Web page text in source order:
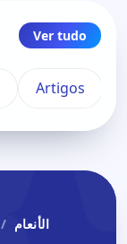
Ver tudo
Artigos
الأنعام